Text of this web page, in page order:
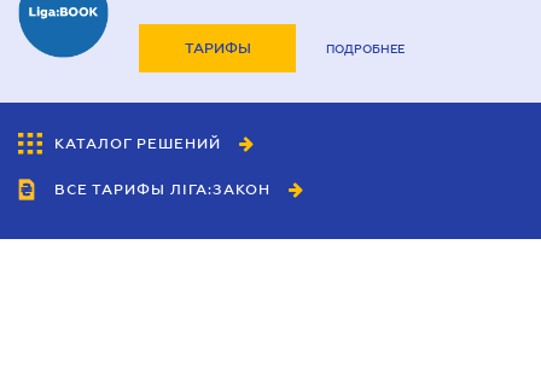
ТАРИФЫ ПОДРОБНЕЕ
КАТАЛОГ РЕШЕНИЙ
ВСЕ ТАРИФЫ ЛІГА:ЗАКОН